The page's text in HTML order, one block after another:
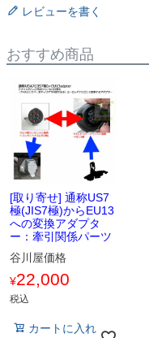
レビューを書く
おすすめ商品
[取り寄せ] 通称US7
極(JIS7極)からEU13
への変換アダプタ
ー：牽引関係パーツ
谷川屋価格
¥22,000
税込
カートに入れ